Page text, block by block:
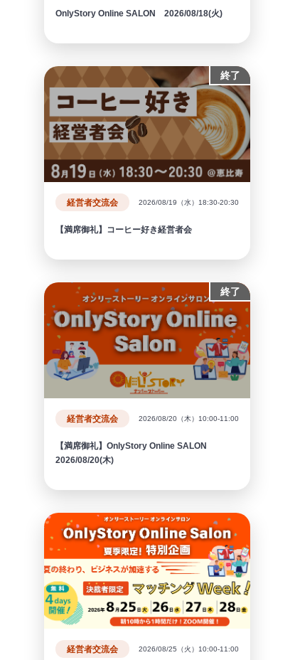
OnlyStory Online SALON 2026/08/18(火)
終了
経営者交流会 2026/08/19（水）18:30-20:30
【満席御礼】コーヒー好き経営者会
終了
経営者交流会 2026/08/20（木）10:00-11:00
【満席御礼】OnlyStory Online SALON
2026/08/20(木)
経営者交流会 2026/08/25（火）10:00-11:00